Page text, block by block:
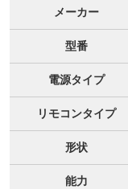
メーカー
型番
電源タイプ
リモコンタイプ
形状
能力